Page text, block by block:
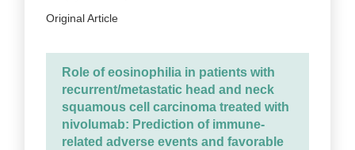
Original Article
Role of eosinophilia in patients with
recurrent/metastatic head and neck
squamous cell carcinoma treated with
nivolumab: Prediction of immune-
related adverse events and favorable